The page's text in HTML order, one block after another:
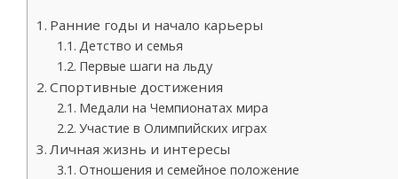
Ранние годы и начало карьеры
Детство и семья
Первые шаги на льду
Спортивные достижения
Медали на Чемпионатах мира
Участие в Олимпийских играх
Личная жизнь и интересы
Отношения и семейное положение